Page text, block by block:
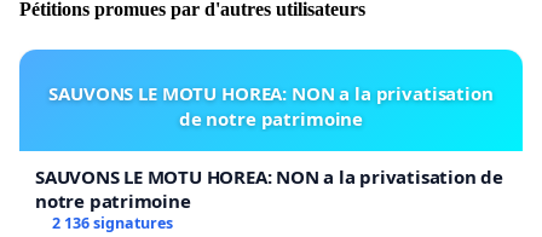
Pétitions promues par d'autres utilisateurs
SAUVONS LE MOTU HOREA: NON a la privatisation
de notre patrimoine
SAUVONS LE MOTU HOREA: NON a la privatisation de
notre patrimoine
2 136 signatures